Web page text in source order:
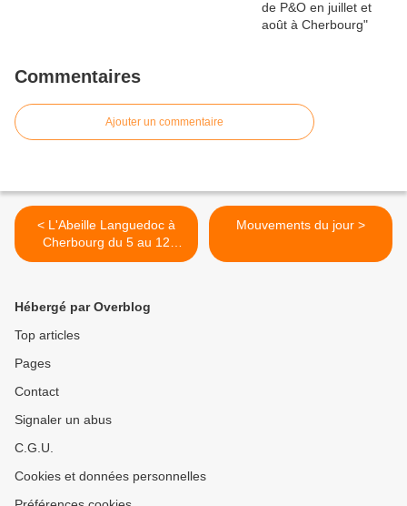
Commentaires
Ajouter un commentaire
< L'Abeille Languedoc à
Cherbourg du 5 au 12
septembre
Mouvements du jour >
Hébergé par Overblog
Top articles
Pages
Contact
Signaler un abus
C.G.U.
Cookies et données personnelles